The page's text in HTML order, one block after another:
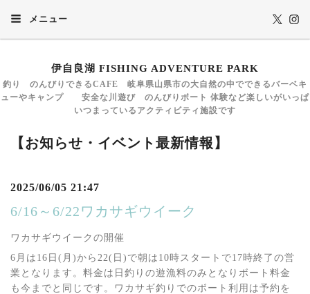
メニュー
伊自良湖 FISHING ADVENTURE PARK
釣り のんびりできるCAFE 岐阜県山県市の大自然の中でできるバーベキ
ューやキャンプ 安全な川遊び のんびりボート 体験など楽しいがいっぱ
いつまっているアクティビティ施設です
【お知らせ・イベント最新情報】
2025/06/05 21:47
6/16～6/22ワカサギウイーク
ワカサギウイークの開催
6月は16日(月)から22(日)で朝は10時スタートで17時終了の営
業となります。料金は日釣りの遊漁料のみとなりボート料金
も今までと同じです。ワカサギ釣りでのボート利用は予約を